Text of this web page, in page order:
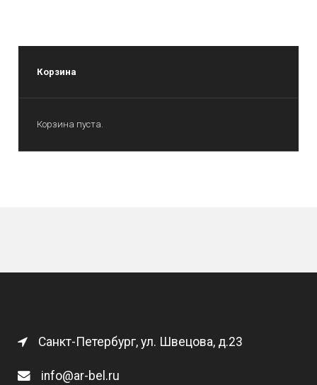
Корзина
Корзина пуста.
Санкт-Петербург, ул. Швецова, д.23
info@ar-bel.ru